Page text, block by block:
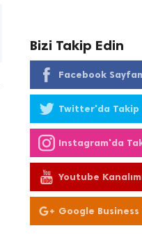
Bizi Takip Edin
Facebook
Twitter'da Takip
Instagram'da
Youtube
Olun
Google Business